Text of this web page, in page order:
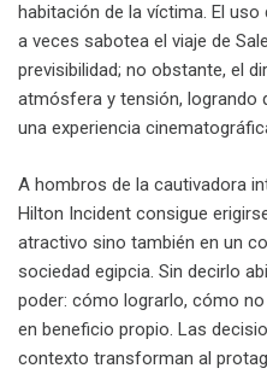
habitación de la víctima. El
a veces sabotea el viaje de
previsibilidad; no obstante, el
atmósfera y tensión, logrando
una experiencia
A hombros de la cautivadora
Hilton Incident consigue
atractivo sino también en un
sociedad egipcia. Sin decirlo
poder: cómo lograrlo, cómo
en beneficio propio. Las
contexto transforman al